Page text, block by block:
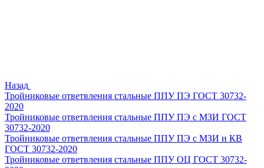
Назад
Тройниковые ответвления стальные ППУ ПЭ ГОСТ 30732-
2020
Тройниковые ответвления стальные ППУ ПЭ с МЗИ ГОСТ
30732-2020
Тройниковые ответвления стальные ППУ ПЭ с МЗИ и КВ
ГОСТ 30732-2020
Тройниковые ответвления стальные ППУ ОЦ ГОСТ 30732-